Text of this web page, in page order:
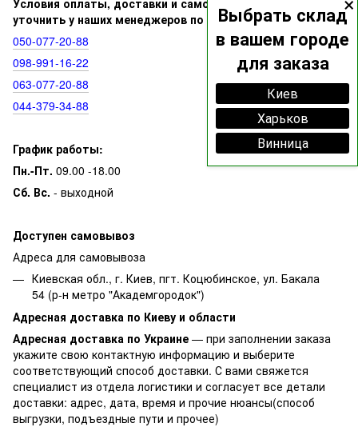
Выбрать склад
в вашем городе
для заказа
Киев
Харьков
Винница
уточнить у наших менеджеров по номерам:
050‑077‑20‑88
098‑991‑16‑22
063‑077‑20‑88
044‑379‑34‑88
График работы:
Пн.-Пт. 09.00 -18.00
Сб. Вс. - выходной
Доступен самовывоз
Адреса для самовывоза
Киевская обл., г. Киев, пгт. Коцюбинское, ул. Бакала
54 (р-н метро "Академгородок")
Адресная доставка по Киеву и области
Адресная доставка по Украине — при заполнении заказа
укажите свою контактную информацию и выберите
соответствующий способ доставки. С вами свяжется
специалист из отдела логистики и согласует все детали
доставки: адрес, дата, время и прочие нюансы(способ
выгрузки, подъездные пути и прочее)